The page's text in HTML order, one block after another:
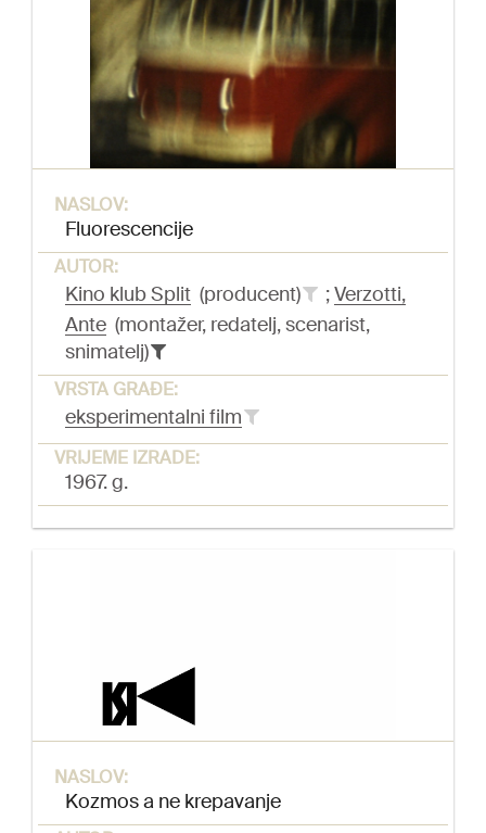
NASLOV:
Fluorescencije
AUTOR:
Kino klub Split (producent) ;Verzotti,
Ante (montažer, redatelj, scenarist,
snimatelj)
VRSTA GRAĐE:
eksperimentalni film
VRIJEME IZRADE:
1967. g.
NASLOV:
Kozmos a ne krepavanje